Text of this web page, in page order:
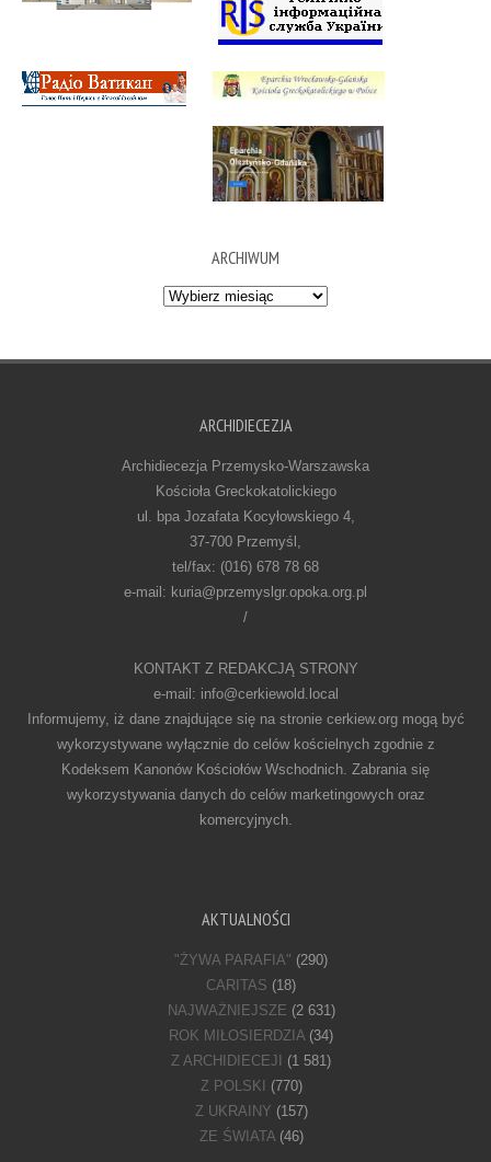
ARCHIWUM
Archiwum
ARCHIDIECEZJA
Archidiecezja Przemysko-Warszawska
Kościoła Greckokatolickiego
ul. bpa Jozafata Kocyłowskiego 4,
37-700 Przemyśl,
tel/fax: (016) 678 78 68
e-mail: kuria@przemyslgr.opoka.org.pl
/
KONTAKT Z REDAKCJĄ STRONY
e-mail: info@cerkiewold.local
Informujemy, iż dane znajdujące się na stronie cerkiew.org mogą być
wykorzystywane wyłącznie do celów kościelnych zgodnie z
Kodeksem Kanonów Kościołów Wschodnich. Zabrania się
wykorzystywania danych do celów marketingowych oraz
komercyjnych.
AKTUALNOŚCI
"ŻYWA PARAFIA" (290)
CARITAS (18)
NAJWAŻNIEJSZE (2 631)
ROK MIŁOSIERDZIA(34)
Z ARCHIDIECEJI
(1 581)
Z POLSKI
(770)
Z UKRAINY (157)
ZE ŚWIATA(46)